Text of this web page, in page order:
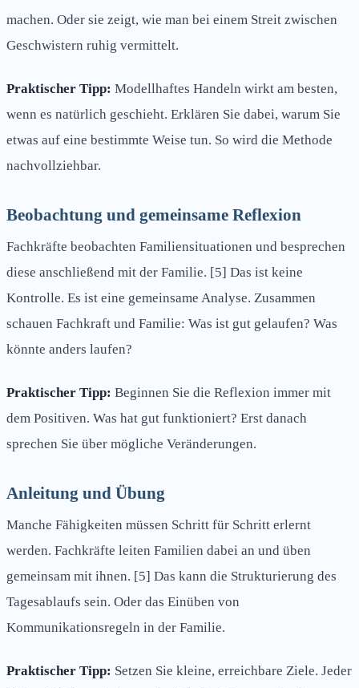
machen. Oder sie zeigt, wie man bei einem Streit zwischen
Geschwistern ruhig vermittelt.
Praktischer Tipp: Modellhaftes Handeln wirkt am besten,
wenn es natürlich geschieht. Erklären Sie dabei, warum Sie
etwas auf eine bestimmte Weise tun. So wird die Methode
nachvollziehbar.
Beobachtung und gemeinsame Reflexion
Fachkräfte beobachten Familiensituationen und besprechen
diese anschließend mit der Familie. [5] Das ist keine
Kontrolle. Es ist eine gemeinsame Analyse. Zusammen
schauen Fachkraft und Familie: Was ist gut gelaufen? Was
könnte anders laufen?
Praktischer Tipp: Beginnen Sie die Reflexion immer mit
dem Positiven. Was hat gut funktioniert? Erst danach
sprechen Sie über mögliche Veränderungen.
Anleitung und Übung
Manche Fähigkeiten müssen Schritt für Schritt erlernt
werden. Fachkräfte leiten Familien dabei an und üben
gemeinsam mit ihnen. [5] Das kann die Strukturierung des
Tagesablaufs sein. Oder das Einüben von
Kommunikationsregeln in der Familie.
Praktischer Tipp: Setzen Sie kleine, erreichbare Ziele. Jeder